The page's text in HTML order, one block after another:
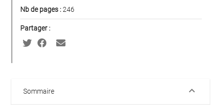
Nb de pages :246
Partager :
Sommaire keyboard_arrow_down